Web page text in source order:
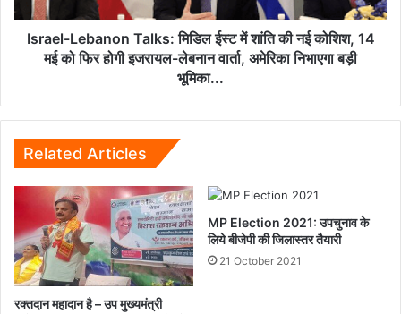
नई
कोशिश,
फिर
इजरायल-
लेबनान
वार्ता,
अमेरिका
निभाएगा
बड़ी
भूमिका...
Israel-Lebanon Talks: मिडिल ईस्ट में शांति की नई कोशिश, 14
मई को फिर होगी इजरायल-लेबनान वार्ता, अमेरिका निभाएगा बड़ी
भूमिका...
Related Articles
रक्तदान महादान है – उप मुख्यमंत्री
MP Election 2021: उपचुनाव के
लिये बीजेपी की जिलास्‍तर तैयारी
21 October 2021